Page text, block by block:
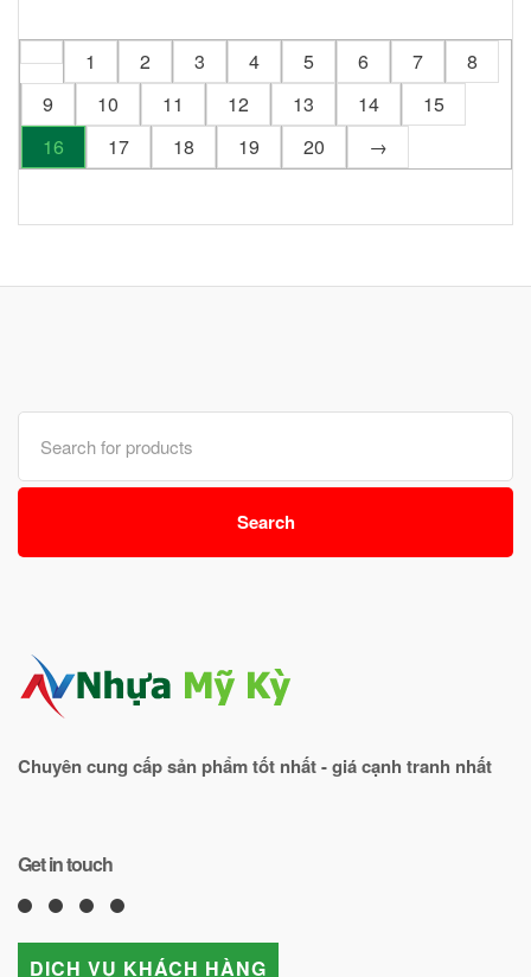
1 2 3 4 5 6 7
8
9
10 11 12 13 14
15
16
17 18 19 20 →
Search
for:
Search
Chuyên cung cấp sản phẩm tốt nhất - giá cạnh tranh nhất
Get in touch
DỊCH VỤ KHÁCH HÀNG